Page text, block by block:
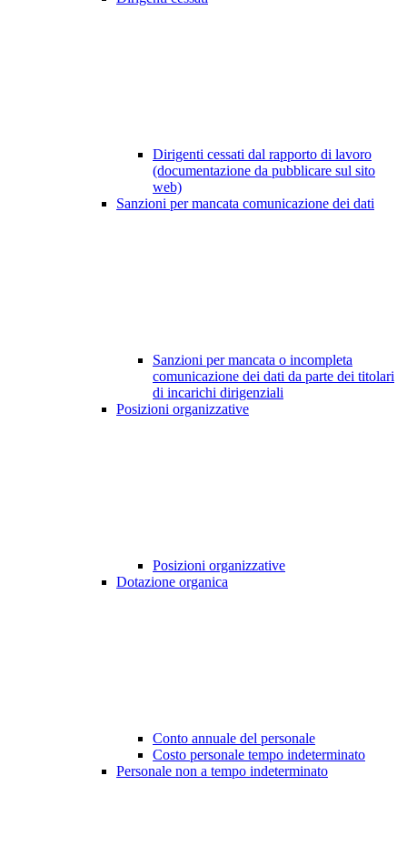
Dirigenti cessati dal rapporto di lavoro
(documentazione da pubblicare sul sito
web)
Sanzioni per mancata comunicazione dei dati
Sanzioni per mancata o incompleta
comunicazione dei dati da parte dei titolari
di incarichi dirigenziali
Posizioni organizzative
Posizioni organizzative
Dotazione organica
Conto annuale del personale
Costo personale tempo indeterminato
Personale non a tempo indeterminato